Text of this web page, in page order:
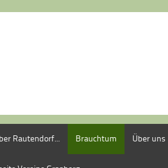
Rautendorf... Brauchtum Über uns